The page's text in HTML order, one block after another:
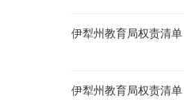
伊犁州教育局权责清单
伊犁州教育局权责清